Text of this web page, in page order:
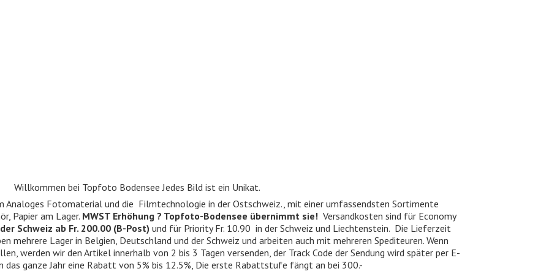
Willkommen bei Topfoto Bodensee Jedes Bild ist ein Unikat.
Analoges Fotomaterial und die Filmtechnologie in der Ostschweiz., mit einer umfassendsten Sortimente
Papier am Lager. MWST Erhöhung ? Topfoto-Bodensee übernimmt sie! Versandkosten sind für Economy
Schweiz ab Fr. 200.00 (B-Post) und für Priority Fr. 10.90 in der Schweiz und Liechtenstein. Die Lieferzeit
mehrere Lager in Belgien, Deutschland und der Schweiz und arbeiten auch mit mehreren Spediteuren. Wenn
werden wir den Artikel innerhalb von 2 bis 3 Tagen versenden, der Track Code der Sendung wird später per E-
das ganze Jahr eine Rabatt von 5% bis 12.5%, Die erste Rabattstufe fängt an bei 300.-